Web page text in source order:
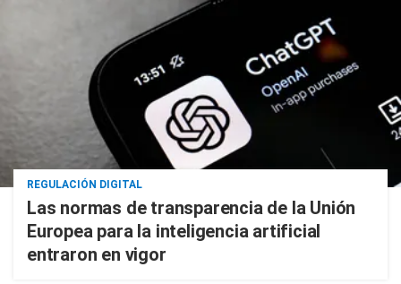
REGULACIÓN DIGITAL
Las normas de transparencia de la Unión
Europea para la inteligencia artificial
entraron en vigor